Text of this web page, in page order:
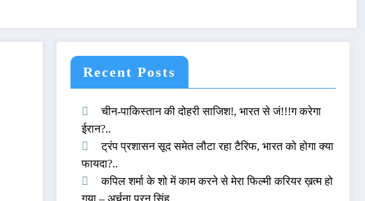
Recent Posts
चीन-पाकिस्तान की दोहरी साजिश!, भारत से जं!!!ग करेगा
ईरान?..
ट्रंप प्रशासन सूद समेत लौटा रहा टैरिफ, भारत को होगा क्या
फायदा?..
कपिल शर्मा के शो में काम करने से मेरा फिल्मी करियर ख़त्म हो
गया – अर्चना पूरन सिंह..